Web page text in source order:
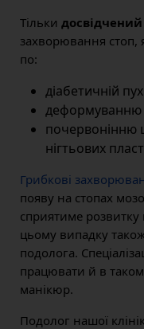
Тільки
захворювання стоп,
по:
діабетичній
деформуванню
почервонінню
нігтьових
Грибкові
появу на стопах
сприятиме розвитку
цьому випадку
подолога.
працювати й в
манікюр.
Подолог нашої